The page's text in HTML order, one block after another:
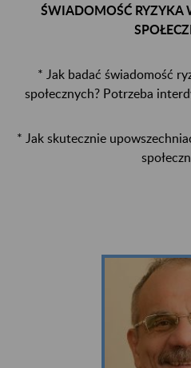
ŚWIADOMOŚĆ RYZYKA
* Jak badać świadomość
społecznych? Potrzeba
* Jak skutecznie